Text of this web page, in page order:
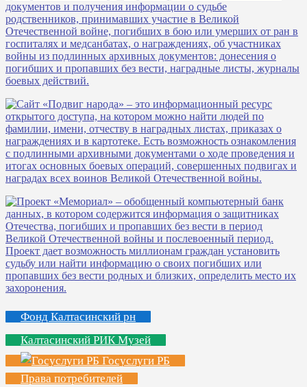
Фонд Калтасинский рн
Калтасинский РИК Музей
Госуслуги РБ
Права потребителей